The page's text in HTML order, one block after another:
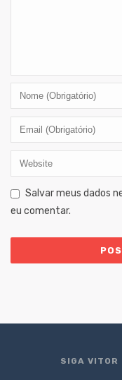
Salvar meus dados
eu comentar.
SIGA VITOR